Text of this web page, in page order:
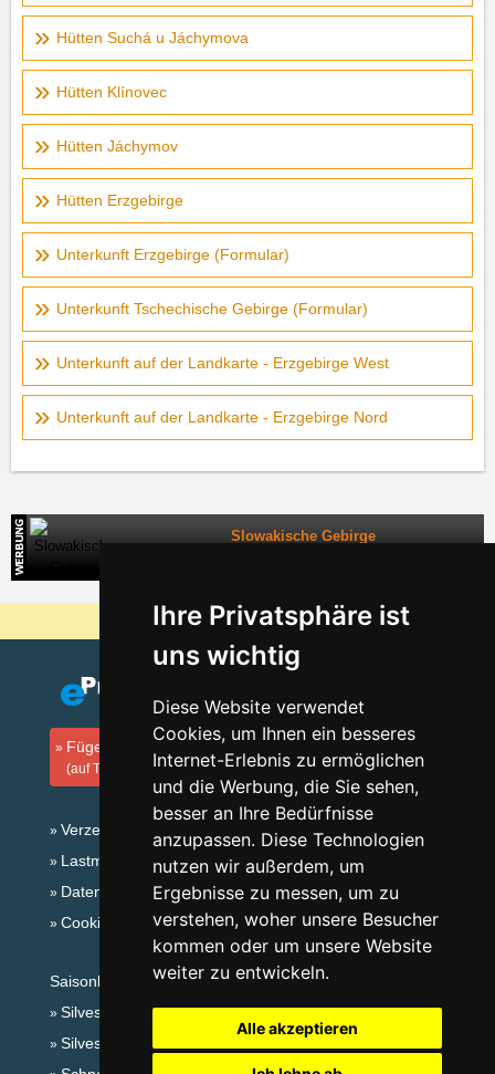
Ihre Privatsphäre ist
uns wichtig
Diese Website verwendet
Cookies, um Ihnen ein besseres
Internet-Erlebnis zu ermöglichen
und die Werbung, die Sie sehen,
besser an Ihre Bedürfnisse
anzupassen. Diese Technologien
nutzen wir außerdem, um
Ergebnisse zu messen, um zu
verstehen, woher unsere Besucher
kommen oder um unsere Website
weiter zu entwickeln.
Alle akzeptieren
Hütten Suchá u Jáchymova
Hütten Klínovec
Hütten Jáchymov
Hütten Erzgebirge
Unterkunft Erzgebirge (Formular)
Unterkunft Tschechische Gebirge (Formular)
Unterkunft auf der Landkarte - Erzgebirge West
Unterkunft auf der Landkarte - Erzgebirge Nord
Slowakische Gebirge
Warum sind unsere Server am billigsten?
Fügen Sie Ihre Unterkunft hinzu
(auf Tschechisch)
Verzeichnis der Unterkunft
Lastminute Erzgebirge
Datenschutz
Cookies
Saisonlinks:
Silvester Erzgebirge
Silvester im Gebirge 2025/26